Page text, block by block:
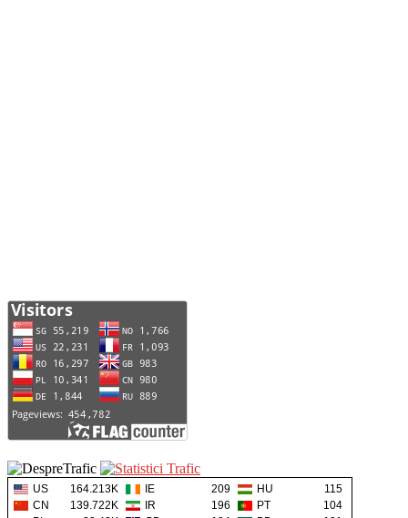
US 164.213K IE 209 HU
115
CN
139.722K IR 196 PT
104